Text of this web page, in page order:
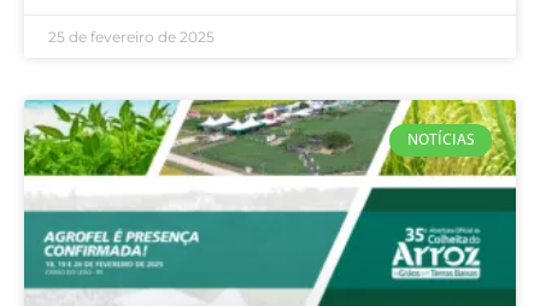
25 de fevereiro de 2025
NOTÍCIAS